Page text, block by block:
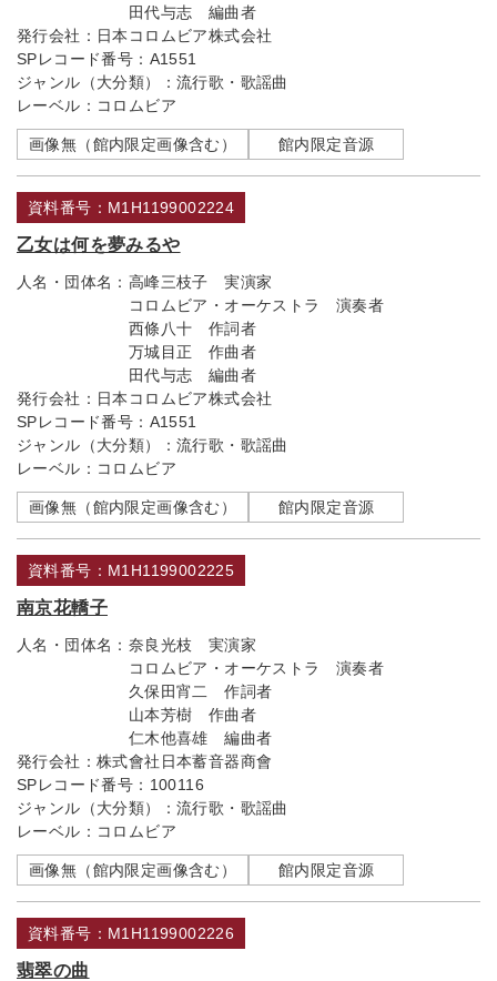
田代与志 編曲者
発行会社： 日本コロムビア株式会社
SPレコード番号： A1551
ジャンル（大分類）： 流行歌・歌謡曲
レーベル： コロムビア
画像無（館内限定画像含む） 館内限定音源
資料番号：M1H1199002224
乙女は何を夢みるや
人名・団体名： 高峰三枝子 実演家
コロムビア・オーケストラ 演奏者
西條八十 作詞者
万城目正 作曲者
田代与志 編曲者
発行会社： 日本コロムビア株式会社
SPレコード番号： A1551
ジャンル（大分類）： 流行歌・歌謡曲
レーベル： コロムビア
画像無（館内限定画像含む） 館内限定音源
資料番号：M1H1199002225
南京花轎子
人名・団体名： 奈良光枝 実演家
コロムビア・オーケストラ 演奏者
久保田宵二 作詞者
山本芳樹 作曲者
仁木他喜雄 編曲者
発行会社： 株式會社日本蓄音器商會
SPレコード番号： 100116
ジャンル（大分類）： 流行歌・歌謡曲
レーベル： コロムビア
画像無（館内限定画像含む） 館内限定音源
資料番号：M1H1199002226
翡翠の曲